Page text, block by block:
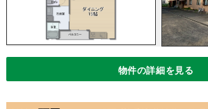
物件の詳細を見る